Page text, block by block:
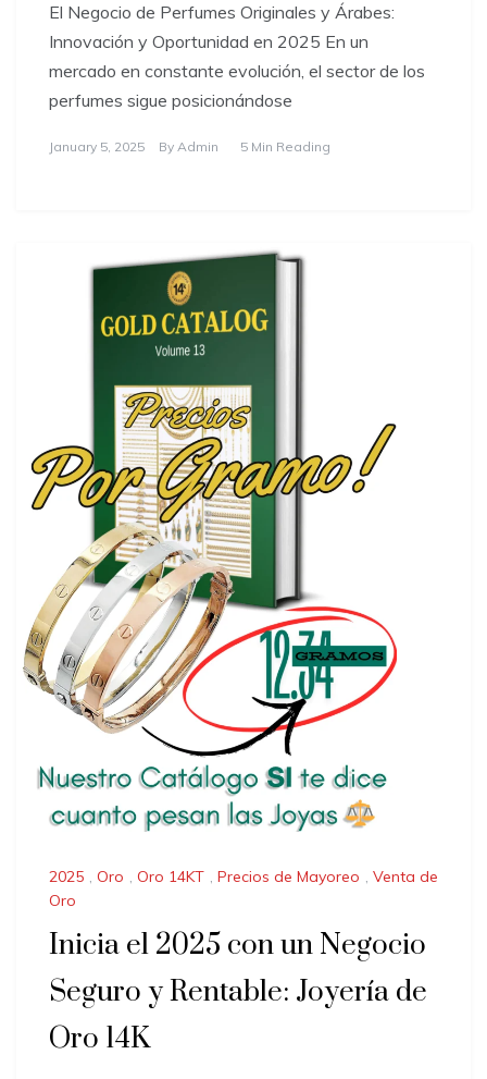
El Negocio de Perfumes Originales y Árabes:
Innovación y Oportunidad en 2025 En un
mercado en constante evolución, el sector de los
perfumes sigue posicionándose
January 5, 2025 By Admin 5 Min Reading
2025 , Oro , Oro 14KT , Precios de Mayoreo , Venta de
Oro
Inicia el 2025 con un Negocio
Seguro y Rentable: Joyería de
Oro 14K